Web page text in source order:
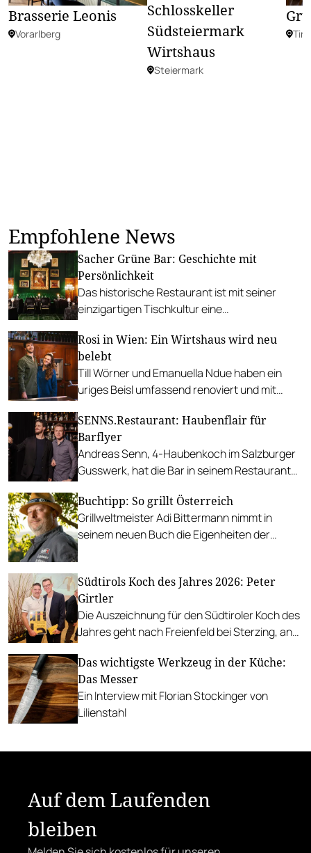
Brasserie Leonis
Vorarlberg
Schlosskeller
Südsteiermark
Wirtshaus
Steiermark
Tirol
Empfohlene News
Sacher Grüne Bar: Geschichte mit
Persönlichkeit
Das historische Restaurant ist mit seiner
einzigartigen Tischkultur eine
von Küche und Service überstrahlt.
Rosi in Wien: Ein Wirtshaus wird neu
belebt
Till Wörner und Emanuella Ndue haben ein
uriges Beisl umfassend renoviert und mit
SENNS.Restaurant: Haubenflair für
Barflyer
Andreas Senn, 4-Haubenkoch im Salzburger
Gusswerk, hat die Bar in seinem Restaurant
aufgewertet. Neben SENNS.Restaurant gibt
es jetzt auch SENNS.Bar. Mit sensationellen
Cocktails und günstigen Gerichten aus dem
Buchtipp: So grillt Österreich
Grillweltmeister Adi Bittermann nimmt in
seinem neuen Buch die Eigenheiten der
Südtirols Koch des Jahres 2026: Peter
Girtler
Die Auszeichnung für den Südtiroler Koch des
Jahres geht nach Freienfeld bei Sterzing, an
Das wichtigste Werkzeug in der Küche:
Das Messer
Ein Interview mit Florian Stockinger von
Lilienstahl
Auf dem Laufenden
bleiben